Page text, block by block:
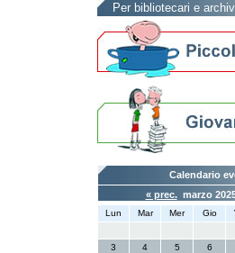
Per bibliotecari e
Calendario
« prec.marzo
Lun Mar Mer Gio
3
4 5 6